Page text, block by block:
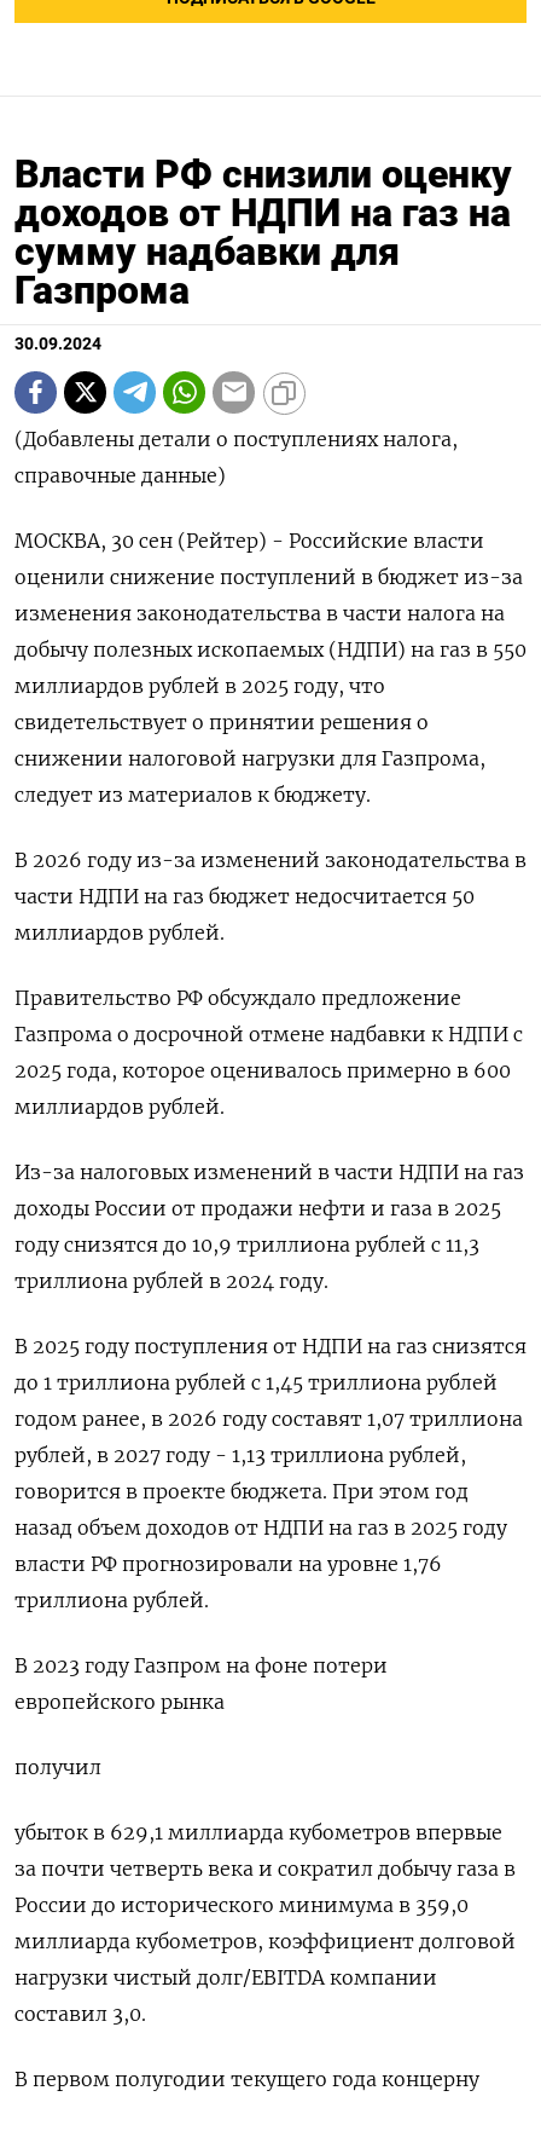
Власти РФ снизили оценку
доходов от НДПИ на газ на
сумму надбавки для
Газпрома
30.09.2024
(Добавлены детали о поступлениях налога,
справочные данные)
МОСКВА, 30 сен (Рейтер) - Российские власти
оценили снижение поступлений в бюджет из-за
изменения законодательства в части налога на
добычу полезных ископаемых (НДПИ) на газ в 550
миллиардов рублей в 2025 году, что
свидетельствует о принятии решения о
снижении налоговой нагрузки для Газпрома,
следует из материалов к бюджету.
В 2026 году из-за изменений законодательства в
части НДПИ на газ бюджет недосчитается 50
миллиардов рублей.
Правительство РФ обсуждало предложение
Газпрома о досрочной отмене надбавки к НДПИ с
2025 года, которое оценивалось примерно в 600
миллиардов рублей.
Из-за налоговых изменений в части НДПИ на газ
доходы России от продажи нефти и газа в 2025
году снизятся до 10,9 триллиона рублей с 11,3
триллиона рублей в 2024 году.
В 2025 году поступления от НДПИ на газ снизятся
до 1 триллиона рублей с 1,45 триллиона рублей
годом ранее, в 2026 году составят 1,07 триллиона
рублей, в 2027 году - 1,13 триллиона рублей,
говорится в проекте бюджета. При этом год
назад объем доходов от НДПИ на газ в 2025 году
власти РФ прогнозировали на уровне 1,76
триллиона рублей.
В 2023 году Газпром на фоне потери
европейского рынка
получил
убыток в 629,1 миллиарда кубометров впервые
за почти четверть века и сократил добычу газа в
России до исторического минимума в 359,0
миллиарда кубометров, коэффициент долговой
нагрузки чистый долг/EBITDA компании
составил 3,0.
В первом полугодии текущего года концерну